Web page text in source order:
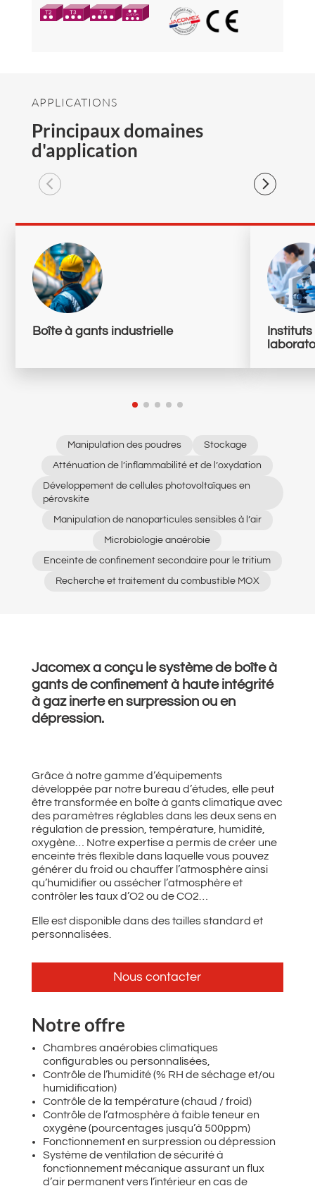
APPLICATIONS
Principaux domaines
d'application
Boîte à gants industrielle
Instituts
Manipulation des poudres Stockage
Atténuation de l’inflammabilité et de l’oxydation
Développement de cellules photovoltaïques en
pérovskite
Manipulation de nanoparticules sensibles à l’air
Microbiologie anaérobie
Enceinte de confinement secondaire pour le tritium
Recherche et traitement du combustible MOX
Jacomex a conçu le système de boîte à
gants de confinement à haute intégrité
à gaz inerte en surpression ou en
dépression.
Grâce à notre gamme d’équipements
développée par notre bureau d’études, elle peut
être transformée en boîte à gants climatique avec
des paramètres réglables dans les deux sens en
régulation de pression, température, humidité,
oxygène… Notre expertise a permis de créer une
enceinte très flexible dans laquelle vous pouvez
générer du froid ou chauffer l’atmosphère ainsi
qu’humidifier ou assécher l’atmosphère et
contrôler les taux d’O2 ou de CO2…
Elle est disponible dans des tailles standard et
personnalisées.
Nous contacter
Notre offre
Chambres anaérobies climatiques
configurables ou personnalisées, ​
Contrôle de l’humidité (% RH de séchage et/ou
humidification)​
Contrôle de la température (chaud / froid)
Contrôle de l’atmosphère à faible teneur en
oxygène (pourcentages jusqu’à 500ppm)​
Fonctionnement en surpression ou dépression​
Système de ventilation de sécurité à
fonctionnement mécanique assurant un flux
d’air permanent vers l’intérieur en cas de